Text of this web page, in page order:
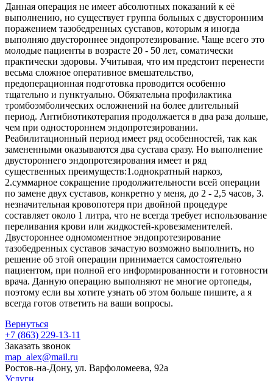
Данная операция не имеет абсолютных показаний к её
выполнению, но существует группа больных с двусторонним
поражением тазобедренных суставов, которым я иногда
выполняю двустороннее эндопротезирование. Чаще всего это
молодые пациенты в возрасте 20 - 50 лет, соматически
практически здоровы. Учитывая, что им предстоит перенести
весьма сложное оперативное вмешательство,
предоперационная подготовка проводится особенно
тщательно и пунктуально. Обязательна профилактика
тромбоэмболических осложнений на более длительный
период. Антибиотикотерапия продолжается в два раза дольше,
чем при одностороннем эндопротезировании.
Реабилитационный период имеет ряд особенностей, так как
замененными оказываются два сустава сразу. Но выполнение
двустороннего эндопротезирования имеет и ряд
существенных преимуществ:1.однократный наркоз,
2.суммарное сокращение продолжительности всей операции
по замене двух суставов, конкретно у меня, до 2 - 2,5 часов, 3.
незначительная кровопотеря при двойной процедуре
составляет около 1 литра, что не всегда требует использование
переливания крови или жидкостей-кровезаменителей.
Двустороннее одномоментное эндопротезирование
тазобедренных суставов зачастую возможно выполнить, но
решение об этой операции принимается самостоятельно
пациентом, при полной его информированности и готовности
врача. Данную операцию выполняют не многие ортопеды,
поэтому если вы хотите узнать об этом больше пишите, а я
всегда готов ответить на ваши вопросы.
Вернуться
+7 (863) 229-13-11
Заказать звонок
map_alex@mail.ru
Ростов-на-Дону, ул. Варфоломеева, 92а
Услуги